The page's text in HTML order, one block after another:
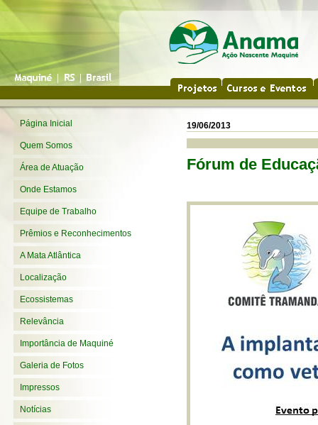
Página Inicial
Quem Somos
Área de Atuação
Onde Estamos
Equipe de Trabalho
Prêmios e Reconhecimentos
A Mata Atlântica
Localização
Ecossistemas
Relevância
Importância de Maquiné
Galeria de Fotos
Impressos
Notícias
19/06/2013
Fórum de